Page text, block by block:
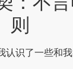
则
认识了一些和我